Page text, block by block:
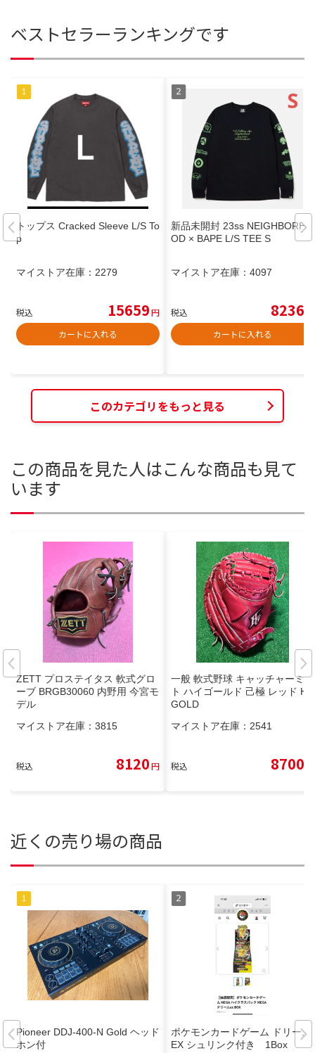
ベストセラーランキングです
トップス Cracked Sleeve L/S To
p
マイストア在庫： 2279
税込 15659円
カートに入れる
新品未開封 23ss NEIGHBORHO
OD × BAPE L/S TEE S
マイストア在庫： 4097
税込 8236
カートに入れる
このカテゴリをもっと見る
この商品を見た人はこんな商品も見て
います
ZETT プロステイタス 軟式グロ
ーブ BRGB30060 内野用 今宮モ
デル
マイストア在庫： 3815
税込 8120円
一般 軟式野球 キャッチャーミッ
ト ハイゴールド 己極 レッド Hi-
GOLD
マイストア在庫： 2541
税込 8700
近くの売り場の商品
Pioneer DDJ-400-N Gold ヘッド
ホン付
ポケモンカードゲーム ドリーム
EX シュリンク付き 1Box